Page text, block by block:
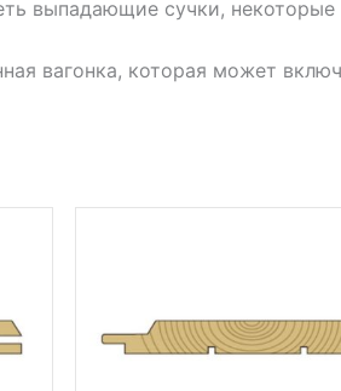
выпадающие сучки, некоторые
вагонка, которая может